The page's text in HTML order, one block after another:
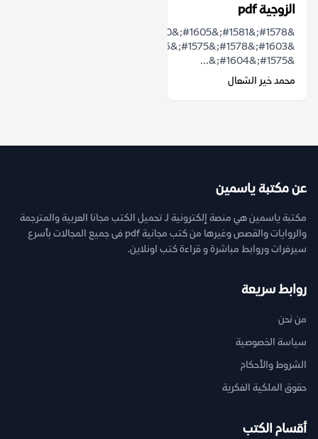
الزوجية pdf
&#1575;&#1604;&...
محمد خير الشعال
عن مكتبة ياسمين
مكتبة ياسمين هي منصة إلكترونية لـ تحميل الكتب مجانا العربية والمترجمة
والروايات والقصص وغيرها من كتب مجانية pdf فى جميع المجالات بأسرع
سيرفرات وروابط مباشرة و قراءة كتب اونلاين.
روابط سريعة
من نحن
سياسة الخصوصية
الشروط والأحكام
حقوق الملكية الفكرية
أقسام الكتب